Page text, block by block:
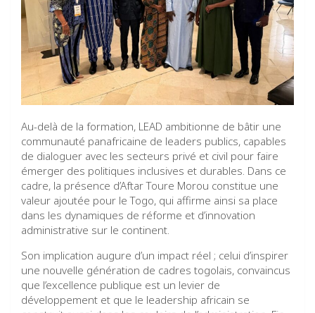
Au-delà de la formation, LEAD ambitionne de bâtir une
communauté panafricaine de leaders publics, capables
de dialoguer avec les secteurs privé et civil pour faire
émerger des politiques inclusives et durables. Dans ce
cadre, la présence d’Aftar Toure Morou constitue une
valeur ajoutée pour le Togo, qui affirme ainsi sa place
dans les dynamiques de réforme et d’innovation
administrative sur le continent.
Son implication augure d’un impact réel ; celui d’inspirer
une nouvelle génération de cadres togolais, convaincus
que l’excellence publique est un levier de
développement et que le leadership africain se